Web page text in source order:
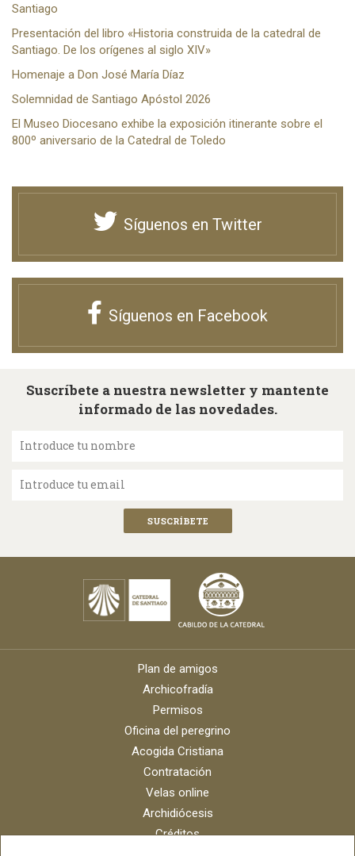
Santiago
Presentación del libro «Historia construida de la catedral de
Santiago. De los orígenes al siglo XIV»
Homenaje a Don José María Díaz
Solemnidad de Santiago Apóstol 2026
El Museo Diocesano exhibe la exposición itinerante sobre el
800º aniversario de la Catedral de Toledo
Síguenos en Twitter
Síguenos en Facebook
Suscríbete a nuestra newsletter y mantente
informado de las novedades.
Introduce tu nombre
Introduce tu email
Plan de amigos
Archicofradía
Permisos
Oficina del peregrino
Acogida Cristiana
Contratación
Velas online
Archidiócesis
Créditos